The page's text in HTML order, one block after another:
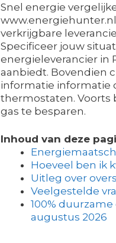
Snel energie
verkrijgbare
Specificeer jouw
energieleverancier in
aanbiedt. Bovendien
informatie informatie
thermostaten. Voorts
gas te besparen.
Inhoud van deze
Hoeveel ben ik
Uitleg over
Veelgestelde
100%
augustus 2026